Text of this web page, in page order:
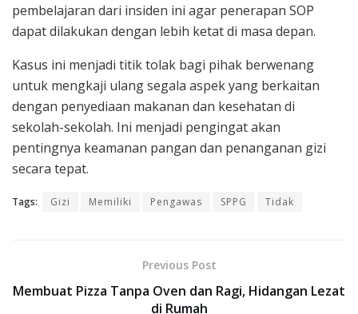
pembelajaran dari insiden ini agar penerapan SOP
dapat dilakukan dengan lebih ketat di masa depan.
Kasus ini menjadi titik tolak bagi pihak berwenang
untuk mengkaji ulang segala aspek yang berkaitan
dengan penyediaan makanan dan kesehatan di
sekolah-sekolah. Ini menjadi pengingat akan
pentingnya keamanan pangan dan penanganan gizi
secara tepat.
Tags: Gizi Memiliki Pengawas SPPG Tidak
Previous Post
Membuat Pizza Tanpa Oven dan Ragi, Hidangan Lezat
di Rumah